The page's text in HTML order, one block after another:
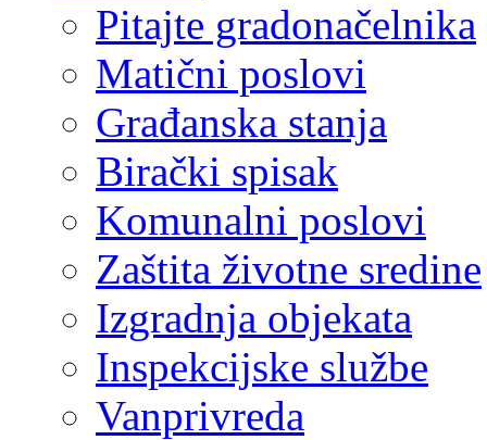
Pitajte gradonačelnika
Matični poslovi
Građanska stanja
Birački spisak
Komunalni poslovi
Zaštita životne sredine
Izgradnja objekata
Inspekcijske službe
Vanprivreda